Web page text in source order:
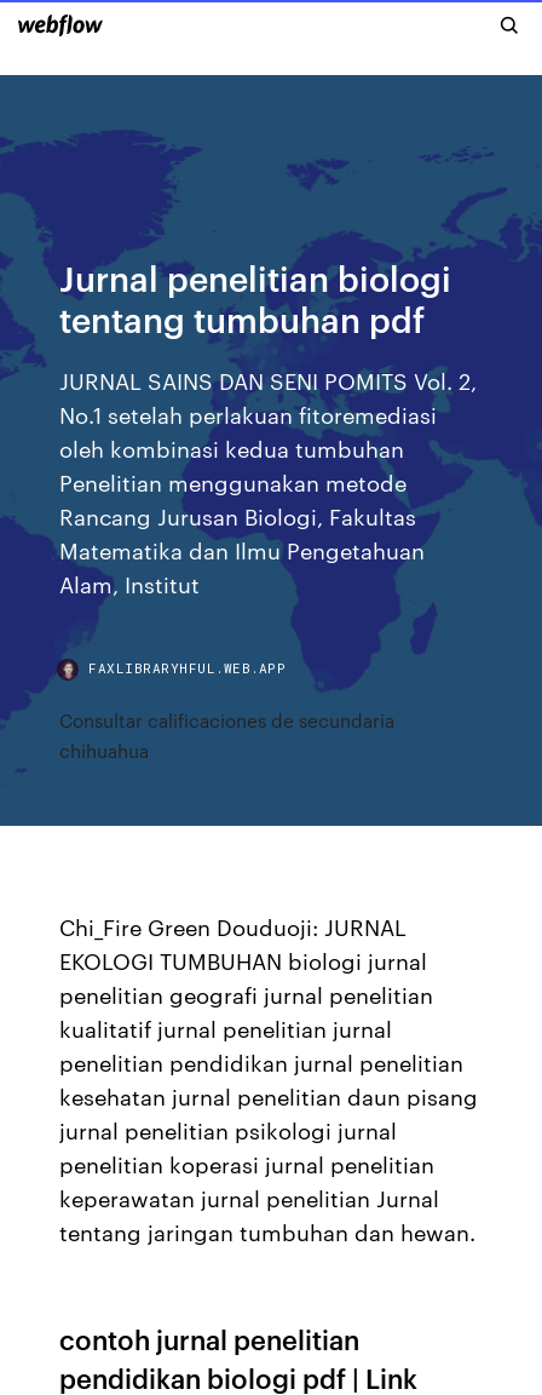
Jurnal penelitian biologi
tentang tumbuhan pdf
JURNAL SAINS DAN SENI POMITS Vol. 2,
No.1 setelah perlakuan fitoremediasi
oleh kombinasi kedua tumbuhan
Penelitian menggunakan metode
Rancang Jurusan Biologi, Fakultas
Matematika dan Ilmu Pengetahuan
Alam, Institut
FAXLIBRARYHFUL.WEB.APP
Consultar calificaciones de secundaria
chihuahua
Chi_Fire Green Douduoji: JURNAL
EKOLOGI TUMBUHAN biologi jurnal
penelitian geografi jurnal penelitian
kualitatif jurnal penelitian jurnal
penelitian pendidikan jurnal penelitian
kesehatan jurnal penelitian daun pisang
jurnal penelitian psikologi jurnal
penelitian koperasi jurnal penelitian
keperawatan jurnal penelitian Jurnal
tentang jaringan tumbuhan dan hewan.
contoh jurnal penelitian
pendidikan biologi pdf | Link